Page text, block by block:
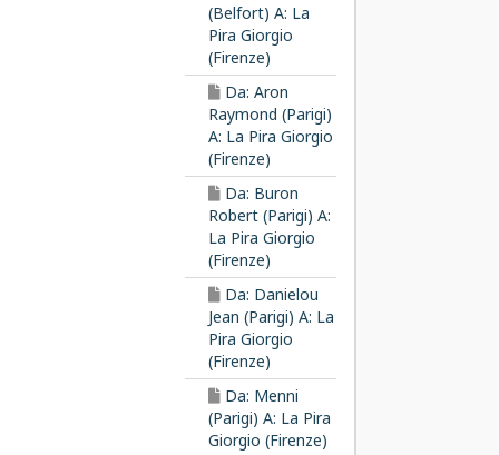
(Belfort) A: La
Pira Giorgio
(Firenze)
Da: Aron
Raymond (Parigi)
A: La Pira Giorgio
(Firenze)
Da: Buron
Robert (Parigi) A:
La Pira Giorgio
(Firenze)
Da: Danielou
Jean (Parigi) A: La
Pira Giorgio
(Firenze)
Da: Menni
(Parigi) A: La Pira
Giorgio (Firenze)